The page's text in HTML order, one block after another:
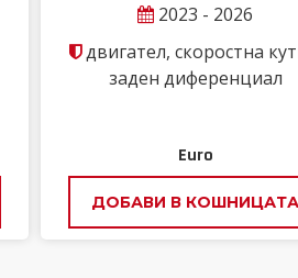
2023 - 2026
двигател, скоростна
заден диференциал
Euro
ДОБАВИ В КОШНИЦАТА